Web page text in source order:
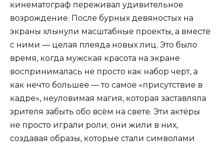
кинематограф переживал удивительное
возрождение. После бурных девяностых на
экраны хлынули масштабные проекты, а вместе
с ними — целая плеяда новых лиц. Это было
время, когда мужская красота на экране
воспринималась не просто как набор черт, а
как нечто большее — то самое «присутствие в
кадре», неуловимая магия, которая заставляла
зрителя забыть обо всём на свете. Эти актёры
не просто играли роли; они жили в них,
создавая образы, которые стали символами